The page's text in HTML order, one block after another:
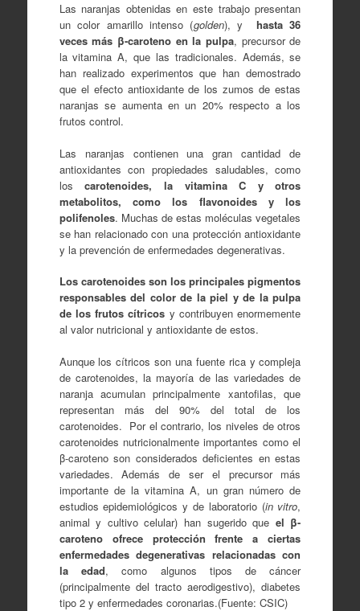
Las naranjas obtenidas en este trabajo presentan
un color amarillo intenso (golden), y
hasta 36
veces más β-caroteno en la pulpa, precursor de
la vitamina A, que las tradicionales. Además, se
han realizado experimentos que han demostrado
que el efecto antioxidante de los zumos de estas
naranjas se aumenta en un 20% respecto a los
frutos control.
Las naranjas contienen una gran cantidad de
antioxidantes con propiedades saludables, como
loscarotenoides, la vitamina C y otros
metabolitos, como los flavonoides y los
polifenoles. Muchas de estas moléculas vegetales
se han relacionado con una protección antioxidante
y la prevención de enfermedades degenerativas.
Los carotenoides son los principales pigmentos
responsables del color de la piel y de la pulpa
de los frutos cítricos y contribuyen enormemente
al valor nutricional y antioxidante de estos.
Aunque los cítricos son una fuente rica y compleja
de carotenoides, la mayoría de las variedades de
naranja acumulan principalmente xantofilas, que
representan más del 90% del total de los
carotenoides. Por el contrario, los niveles de otros
carotenoides nutricionalmente importantes como el
β-caroteno son considerados deficientes en estas
variedades. Además de ser el precursor más
importante de la vitamina A, un gran número de
estudios epidemiológicos y de laboratorio (in vitro,
animal y cultivo celular) han sugerido que el β-
caroteno ofrece protección frente a ciertas
enfermedades degenerativas relacionadas con
la edad, como algunos tipos de cáncer
(principalmente del tracto aerodigestivo), diabetes
tipo 2 y enfermedades coronarias.(Fuente: CSIC)